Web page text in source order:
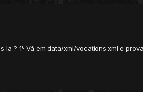
? 1º Vá em data/xml/vocations.xml e